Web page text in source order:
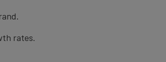
rates.